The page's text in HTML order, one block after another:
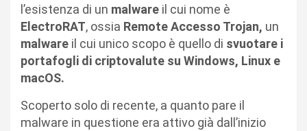
l’esistenza di un malware il cui nome è
ElectroRAT, ossia Remote Accesso Trojan, un
malware il cui unico scopo è quello di svuotare i
portafogli di criptovalute su Windows, Linux e
macOS.
Scoperto solo di recente, a quanto pare il
malware in questione era attivo già dall’inizio